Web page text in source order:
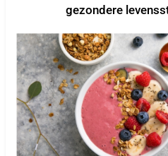
gezondere